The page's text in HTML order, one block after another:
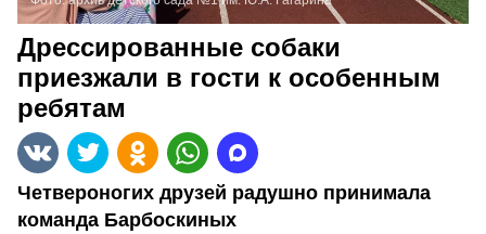
Дрессированные собаки
приезжали в гости к особенным
ребятам
Четвероногих друзей радушно принимала
команда Барбоскиных